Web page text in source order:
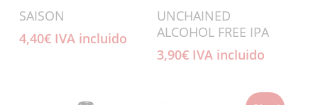
Añadir Al Carrito
SAISON
4,40€ IVA incluido
Añadir Al Carrito
UNCHAINED
ALCOHOL FREE IPA
3,90€ IVA incluido